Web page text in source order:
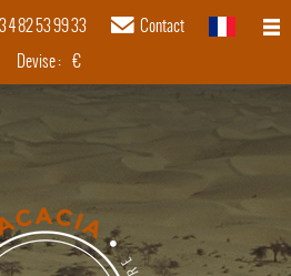
4 82 53 99 33 Contact
français
Devise : €